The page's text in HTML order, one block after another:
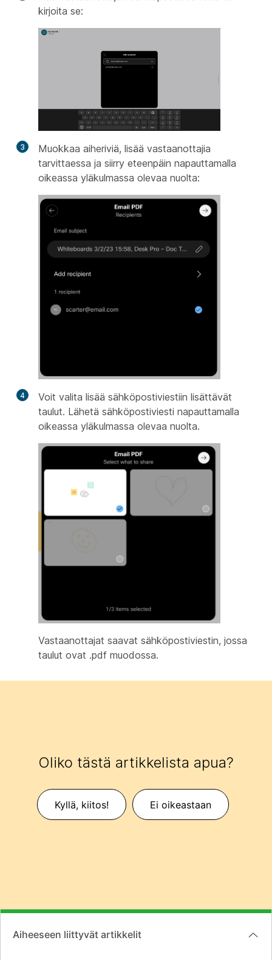
kirjoita se:
3
Muokkaa aiheriviä, lisää vastaanottajia
tarvittaessa ja siirry eteenpäin napauttamalla
oikeassa yläkulmassa olevaa nuolta:
4
Voit valita lisää sähköpostiviestiin lisättävät
taulut. Lähetä sähköpostiviesti napauttamalla
oikeassa yläkulmassa olevaa nuolta.
Vastaanottajat saavat sähköpostiviestin, jossa
taulut ovat .pdf muodossa.
Oliko tästä artikkelista apua?
Kyllä, kiitos! Ei oikeastaan
Aiheeseen liittyvät artikkelit